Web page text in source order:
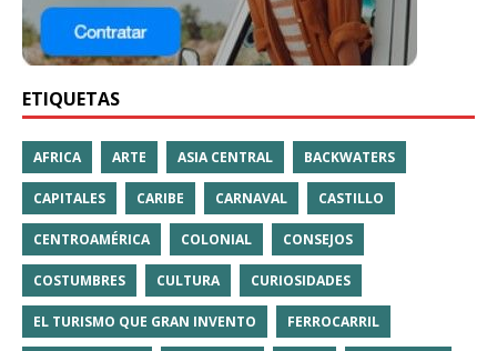
ETIQUETAS
AFRICA ARTE ASIA CENTRAL BACKWATERS
CAPITALES CARIBE CARNAVAL CASTILLO
CENTROAMÉRICA COLONIAL CONSEJOS
COSTUMBRES CULTURA CURIOSIDADES
EL TURISMO QUE GRAN INVENTO FERROCARRIL